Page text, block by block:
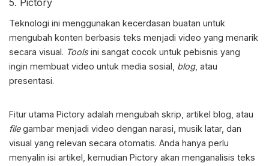
5. Pictory
Teknologi ini menggunakan kecerdasan buatan untuk
mengubah konten berbasis teks menjadi video yang menarik
secara visual. Toolsini sangat cocok untuk pebisnis yang
ingin membuat video untuk media sosial, blog, atau
presentasi.
Fitur utama Pictory adalah mengubah skrip, artikel blog, atau
filegambar menjadi video dengan narasi, musik latar, dan
visual yang relevan secara otomatis. Anda hanya perlu
menyalin isi artikel, kemudian Pictory akan menganalisis teks